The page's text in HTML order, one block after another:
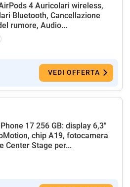
4 Auricolari wireless,
Bluetooth, Cancellazione
rumore, Audio...
VEDI OFFERTA
17 256 GB: display 6,3"
chip A19, fotocamera
Center Stage per...